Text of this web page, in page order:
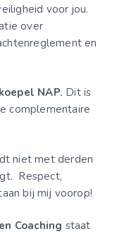
voor jou.
over
en
NAP. Dit is
complementaire
niet met derden
Respect,
bij mij voorop!
Coaching staat